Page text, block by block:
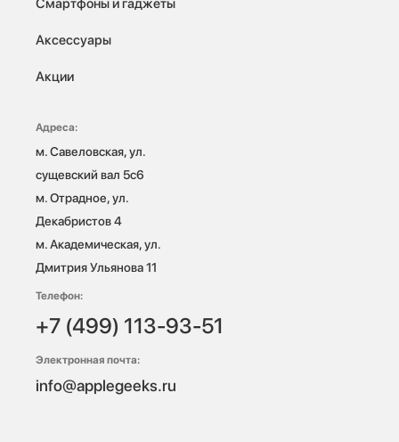
Смартфоны и гаджеты
Аксессуары
Акции
Адреса:
м. Савеловская, ул.
сущевский вал 5с6
м. Отрадное, ул.
Декабристов 4
м. Академическая, ул.
Дмитрия Ульянова 11
Телефон:
+7 (499) 113-93-51
Электронная почта:
info@applegeeks.ru